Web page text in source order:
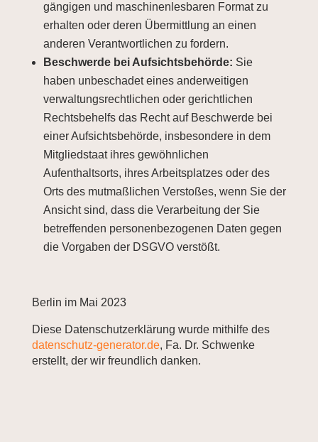
gängigen und maschinenlesbaren Format zu
erhalten oder deren Übermittlung an einen
anderen Verantwortlichen zu fordern.
Beschwerde bei Aufsichtsbehörde: Sie
haben unbeschadet eines anderweitigen
verwaltungsrechtlichen oder gerichtlichen
Rechtsbehelfs das Recht auf Beschwerde bei
einer Aufsichtsbehörde, insbesondere in dem
Mitgliedstaat ihres gewöhnlichen
Aufenthaltsorts, ihres Arbeitsplatzes oder des
Orts des mutmaßlichen Verstoßes, wenn Sie der
Ansicht sind, dass die Verarbeitung der Sie
betreffenden personenbezogenen Daten gegen
die Vorgaben der DSGVO verstößt.
Berlin im Mai 2023
Diese Datenschutzerklärung wurde mithilfe des
datenschutz-generator.de, Fa. Dr. Schwenke
erstellt, der wir freundlich danken.